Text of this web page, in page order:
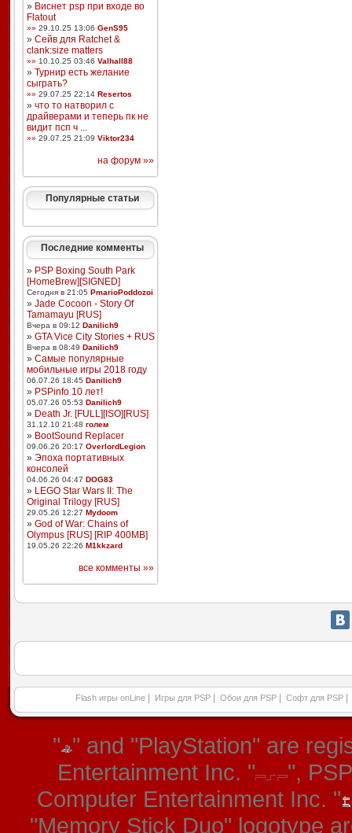
» Виснет psp при входе во
Flatout
»» 29.10.25 13:06 GenS95
» Сейв для Ratchet &
clank:size matters
»» 10.10.25 03:46 Valhall88
» Турнир есть желание
сыграть?
»» 29.07.25 22:14 Resertos
» что то натворил с
драйверами и теперь пк не
видит псп ч ...
»» 29.07.25 21:09 Viktor234
на форум »»
Популярные статьи
Последние комменты
» PSP Boxing South Park
[HomeBrew][SIGNED]
Сегодня в 21:05 PmarioPoddozoi
» Jade Cocoon - Story Of
Tamamayu [RUS]
Вчера в 09:12 Danilich9
» GTA Vice City Stories + RUS
Вчера в 08:49 Danilich9
» Самые популярные
мобильные игры 2018 году
06.07.26 18:45 Danilich9
» PSPinfo 10 лет!
05.07.26 05:53 Danilich9
» Death Jr. [FULL][ISO][RUS]
31.12.10 21:48 голем
» BootSound Replacer
09.06.26 20:17 OverlordLegion
» Эпоха портативных
консолей
04.06.26 04:47 DOG83
» LEGO Star Wars II: The
Original Trilogy [RUS]
29.05.26 12:27 Mydoom
» God of War: Chains of
Olympus [RUS] [RIP 400MB]
19.05.26 22:26 M1kkzard
все комменты »»
Flash игры onLine Игры для PSP Обои для PSP Софт для PSP
" " and "PlayStation" are
Entertainment Inc. "
",
Computer Entertainment Inc. "
"Memory Stick Duo" logotype